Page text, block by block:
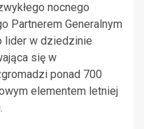
nocnego
Partnerem Generalnym
lider w dziedzinie
się w
ponad 700
elementem letniej